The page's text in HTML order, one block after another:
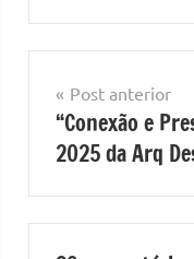
Navegação
de
Post
Post anterior
“Conexão e
2025 da Arq